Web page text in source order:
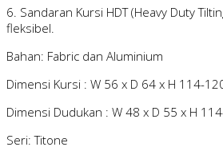
6. Sandaran Kursi HDT (Heavy Duty
fleksibel.
Bahan: Fabric dan Aluminium
Dimensi Kursi : W 56 x D 64 x H 114-
Dimensi Dudukan : W 48 x D 55 x H
Seri: Titone